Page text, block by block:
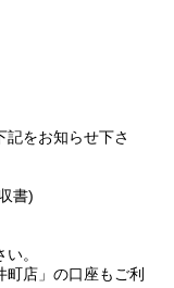
記をお知らせ下さ
書)
。
店」の口座もご利